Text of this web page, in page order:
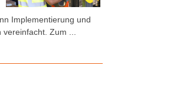
Implementierung und
Zum ...